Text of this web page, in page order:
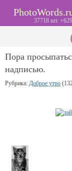
37718 шт.
Пора
надписью.
Рубрика: Доброе утро